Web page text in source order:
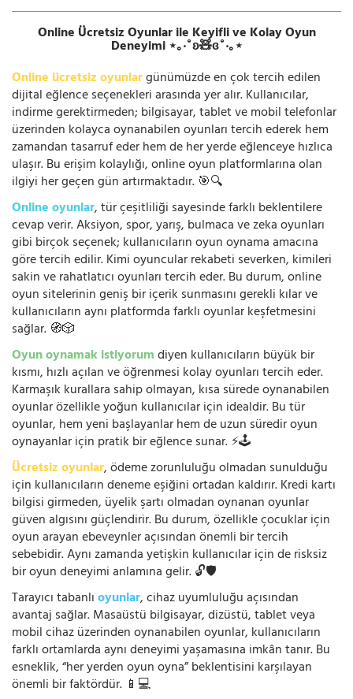
Online Ücretsiz Oyunlar ile Keyifli ve Kolay Oyun
Deneyimi ⋆｡‧˚ʚ🧸ɞ˚‧｡⋆
Online ücretsiz oyunlargünümüzde en çok tercih edilen
dijital eğlence seçenekleri arasında yer alır. Kullanıcılar,
indirme gerektirmeden; bilgisayar, tablet ve mobil telefonlar
üzerinden kolayca oynanabilen oyunları tercih ederek hem
zamandan tasarruf eder hem de her yerde eğlenceye hızlıca
ulaşır. Bu erişim kolaylığı, online oyun platformlarına olan
ilgiyi her geçen gün artırmaktadır. 🎯🔍
Online oyunlar, tür çeşitliliği sayesinde farklı beklentilere
cevap verir. Aksiyon, spor, yarış, bulmaca ve zeka oyunları
gibi birçok seçenek; kullanıcıların oyun oynama amacına
göre tercih edilir. Kimi oyuncular rekabeti severken, kimileri
sakin ve rahatlatıcı oyunları tercih eder. Bu durum, online
oyun sitelerinin geniş bir içerik sunmasını gerekli kılar ve
kullanıcıların aynı platformda farklı oyunlar keşfetmesini
sağlar. 🧭🎲
Oyun oynamak istiyorumdiyen kullanıcıların büyük bir
kısmı, hızlı açılan ve öğrenmesi kolay oyunları tercih eder.
Karmaşık kurallara sahip olmayan, kısa sürede oynanabilen
oyunlar özellikle yoğun kullanıcılar için idealdir. Bu tür
oyunlar, hem yeni başlayanlar hem de uzun süredir oyun
oynayanlar için pratik bir eğlence sunar. ⚡🕹️
Ücretsiz oyunlar, ödeme zorunluluğu olmadan sunulduğu
için kullanıcıların deneme eşiğini ortadan kaldırır. Kredi kartı
bilgisi girmeden, üyelik şartı olmadan oynanan oyunlar
güven algısını güçlendirir. Bu durum, özellikle çocuklar için
oyun arayan ebeveynler açısından önemli bir tercih
sebebidir. Aynı zamanda yetişkin kullanıcılar için de risksiz
bir oyun deneyimi anlamına gelir. 🔓🛡️
Tarayıcı tabanlıoyunlar, cihaz uyumluluğu açısından
avantaj sağlar. Masaüstü bilgisayar, dizüstü, tablet veya
mobil cihaz üzerinden oynanabilen oyunlar, kullanıcıların
farklı ortamlarda aynı deneyimi yaşamasına imkân tanır. Bu
esneklik, “her yerden oyun oyna” beklentisini karşılayan
önemli bir faktördür. 📱💻